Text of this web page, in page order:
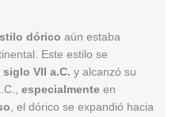
dórico aún estaba
Este estilo se
VII a.C. y alcanzó su
especialmenteen
, el dórico se expandió hacia